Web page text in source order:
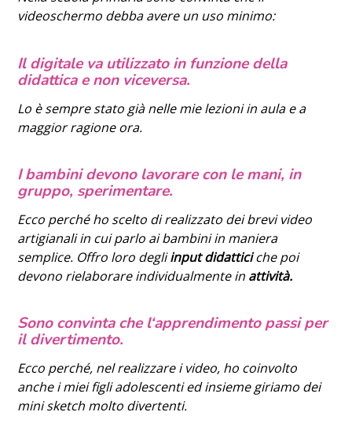
videoschermo debba avere un uso minimo:
Il digitale va utilizzato in funzione della
didattica e non viceversa.
Lo è sempre stato già nelle mie lezioni in aula e a
maggior ragione ora.
I bambini devono lavorare con le mani, in
gruppo, sperimentare.
Ecco perché ho scelto di realizzato dei brevi video
artigianali in cui parlo ai bambini in maniera
semplice. Offro loro degliinput didatticiche poi
devono rielaborare individualmente in attività.
Sono convinta che l‘apprendimento passi per
il divertimento.
Ecco perché, nel realizzare i video, ho coinvolto
anche i miei figli adolescenti ed insieme giriamo dei
mini sketch molto divertenti.